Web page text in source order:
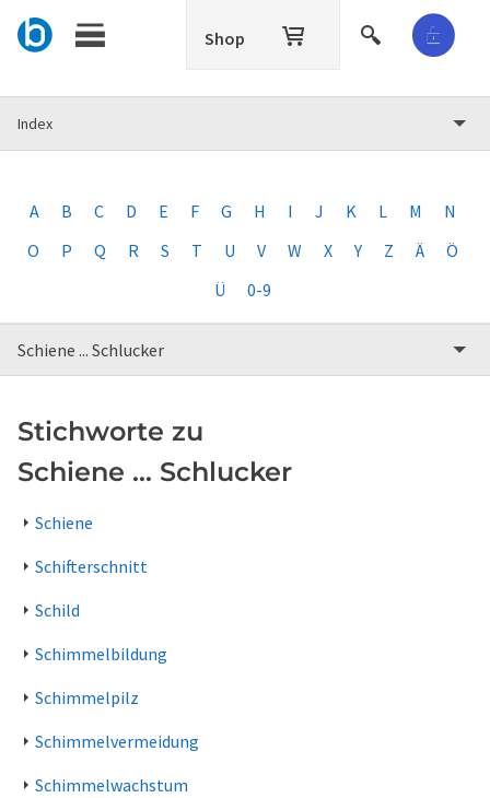
Shop
Index
A B C D E F G H I J K L M
N
O
P Q R S T U V W X Y Z Ä
Ö
Ü
0-9
Schiene ... Schlucker
Stichworte zu
Schiene ... Schlucker
Schiene
Schifterschnitt
Schild
Schimmelbildung
Schimmelpilz
Schimmelvermeidung
Schimmelwachstum